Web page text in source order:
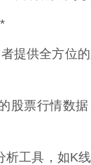
提供全方位的
股票行情数
工具，如K